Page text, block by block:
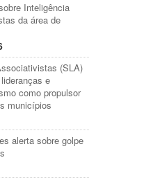
Inteligência
da área de
(SLA)
e
como propulsor
municípios
alerta sobre golpe